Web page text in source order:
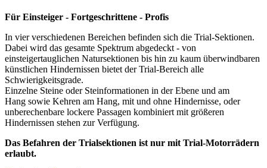
Für Einsteiger - Fortgeschrittene - Profis
In vier verschiedenen Bereichen befinden sich die Trial-Sektionen.
Dabei wird das gesamte Spektrum abgedeckt - von
einsteigertauglichen Natursektionen bis hin zu kaum überwindbaren
künstlichen Hindernissen bietet der Trial-Bereich alle
Schwierigkeitsgrade.
Einzelne Steine oder Steinformationen in der Ebene und am
Hang sowie Kehren am Hang, mit und ohne Hindernisse, oder
unberechenbare lockere Passagen kombiniert mit größeren
Hindernissen stehen zur Verfügung.
Das Befahren der Trialsektionen ist nur mit Trial-Motorrädern
erlaubt.